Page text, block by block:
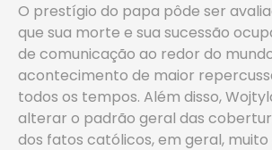
O prestígio do papa pôde ser
que sua morte e sua sucessão
de comunicação ao redor do
acontecimento de maior
todos os tempos. Além disso,
alterar o padrão geral das
dos fatos católicos, em geral,